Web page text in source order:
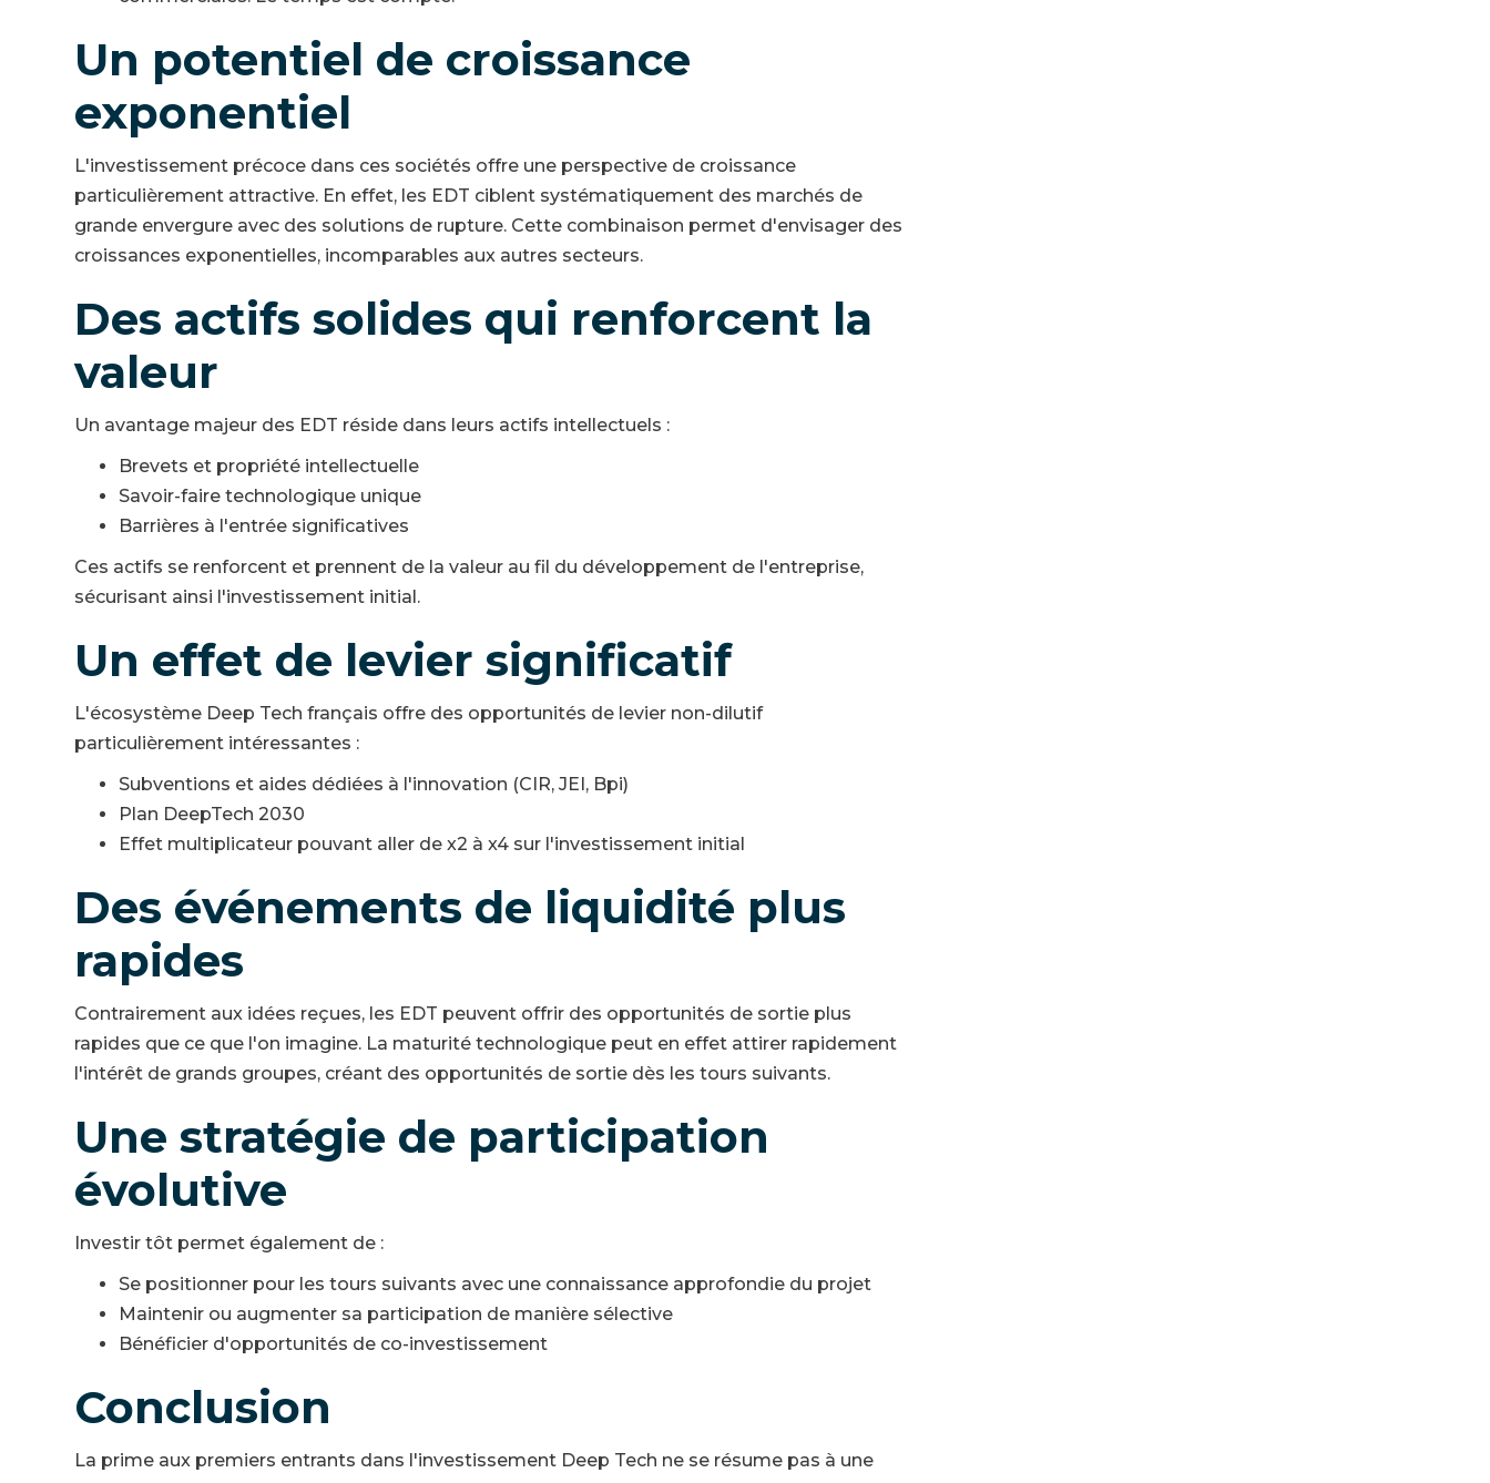
Un potentiel de croissance
exponentiel
L'investissement précoce dans ces sociétés offre une perspective de croissance
particulièrement attractive. En effet, les EDT ciblent systématiquement des marchés de
grande envergure avec des solutions de rupture. Cette combinaison permet d'envisager des
croissances exponentielles, incomparables aux autres secteurs.
Des actifs solides qui renforcent la
valeur
Un avantage majeur des EDT réside dans leurs actifs intellectuels :
Brevets et propriété intellectuelle
Savoir-faire technologique unique
Barrières à l'entrée significatives
Ces actifs se renforcent et prennent de la valeur au fil du développement de l'entreprise,
sécurisant ainsi l'investissement initial.
Un effet de levier significatif
L'écosystème Deep Tech français offre des opportunités de levier non-dilutif
particulièrement intéressantes :
Subventions et aides dédiées à l'innovation (CIR, JEI, Bpi)
Plan DeepTech 2030
Effet multiplicateur pouvant aller de x2 à x4 sur l'investissement initial
Des événements de liquidité plus
rapides
Contrairement aux idées reçues, les EDT peuvent offrir des opportunités de sortie plus
rapides que ce que l'on imagine. La maturité technologique peut en effet attirer rapidement
l'intérêt de grands groupes, créant des opportunités de sortie dès les tours suivants.
Une stratégie de participation
évolutive
Investir tôt permet également de :
Se positionner pour les tours suivants avec une connaissance approfondie du projet
Maintenir ou augmenter sa participation de manière sélective
Bénéficier d'opportunités de co-investissement
Conclusion
La prime aux premiers entrants dans l'investissement Deep Tech ne se résume pas à une